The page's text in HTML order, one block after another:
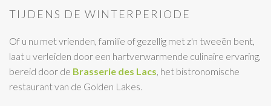
TIJDENS DE WINTERPERIODE
Of u nu met vrienden, familie of gezellig met z'n tweeën bent,
laat u verleiden door een hartverwarmende culinaire ervaring,
bereid door de Brasserie des Lacs , het bistronomische
restaurant van de Golden Lakes.